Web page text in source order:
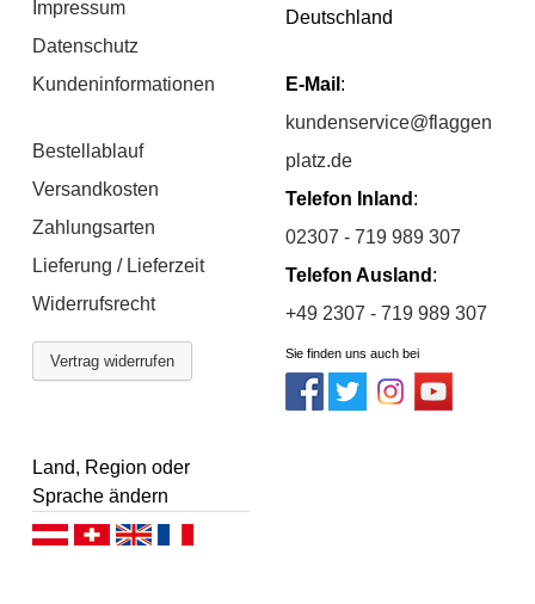
Impressum
Datenschutz
Kundeninformationen
Bestellablauf
Versandkosten
Zahlungsarten
Lieferung / Lieferzeit
Widerrufsrecht
Vertrag widerrufen
Deutschland
E-Mail :
kundenservice@flaggen
platz.de
Telefon Inland :
02307 - 719 989 307
Telefon Ausland :
+49 2307 - 719 989 307
Sie finden uns auch bei
Land, Region oder
Sprache ändern
Deutsch (AT)Deutsch (CH)